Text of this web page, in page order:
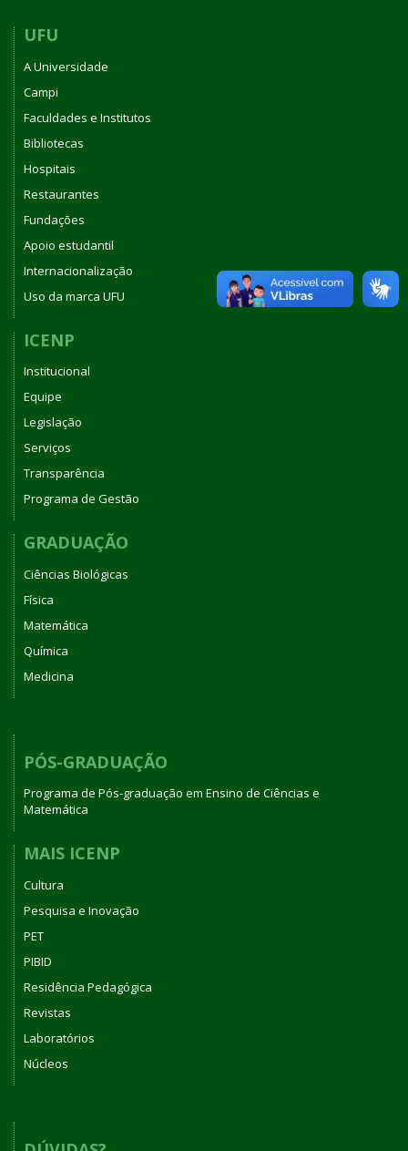
UFU
A Universidade
Campi
Faculdades e Institutos
Bibliotecas
Hospitais
Restaurantes
Fundações
Apoio estudantil
Internacionalização
Uso da marca UFU
ICENP
Institucional
Equipe
Legislação
Serviços
Transparência
Programa de Gestão
GRADUAÇÃO
Ciências Biológicas
Física
Matemática
Química
Medicina
PÓS-GRADUAÇÃO
Programa de Pós-graduação em Ensino de Ciências e
Matemática
MAIS ICENP
Cultura
Pesquisa e Inovação
PET
PIBID
Residência Pedagógica
Revistas
Laboratórios
Núcleos